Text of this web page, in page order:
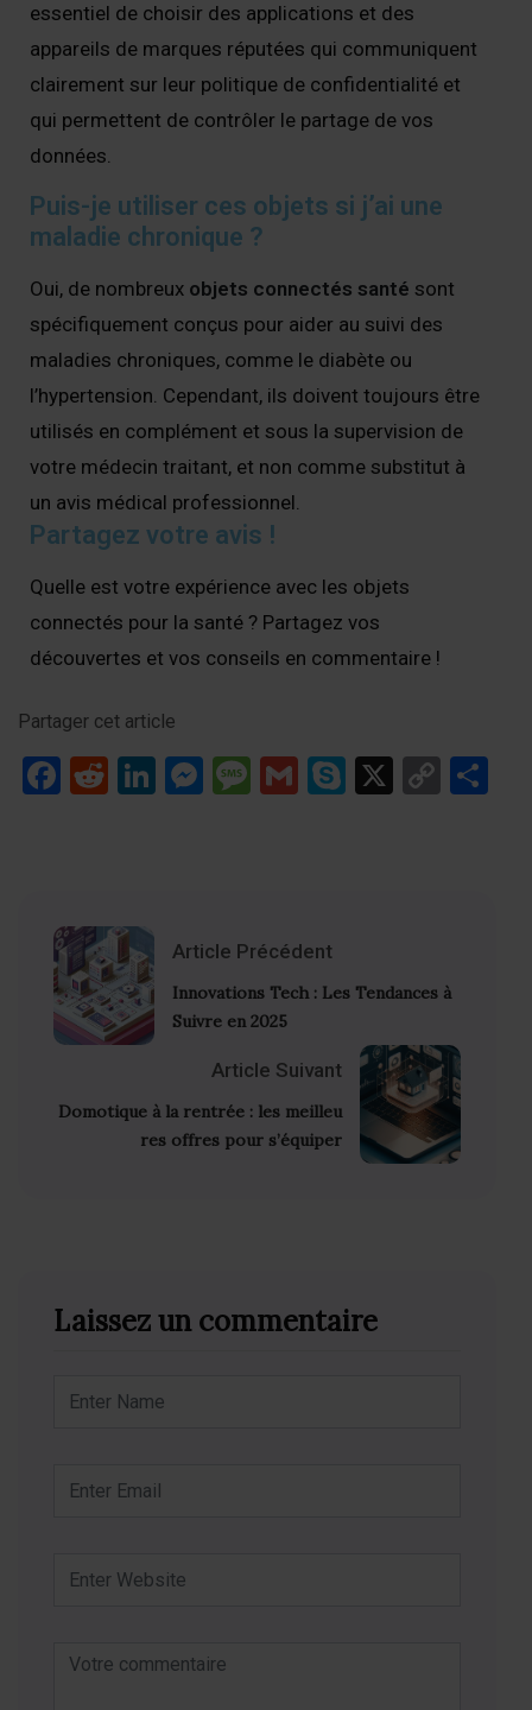
essentiel de choisir des applications et des
appareils de marques réputées qui communiquent
clairement sur leur politique de confidentialité et
qui permettent de contrôler le partage de vos
données.
Puis-je utiliser ces objets si j’ai une
maladie chronique ?
Oui, de nombreux objets connectés santé sont
spécifiquement conçus pour aider au suivi des
maladies chroniques, comme le diabète ou
l’hypertension. Cependant, ils doivent toujours être
utilisés en complément et sous la supervision de
votre médecin traitant, et non comme substitut à
un avis médical professionnel.
Partagez votre avis !
Quelle est votre expérience avec les objets
connectés pour la santé ? Partagez vos
découvertes et vos conseils en commentaire !
Partager cet article
Facebook
RedditLinkedIn
Messenger
Message
GmailSkype
X
Copy
Article Précédent
Innovations Tech : Les Tendances à
Suivre en 2025
Article Suivant
Domotique à la rentrée : les meilleu
res offres pour s’équiper
Laissez un commentaire